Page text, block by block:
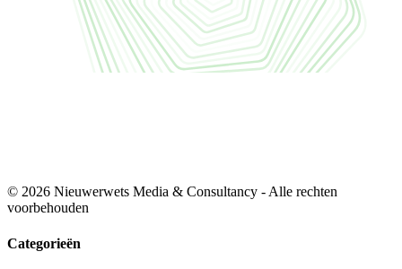
© 2026 Nieuwerwets Media & Consultancy - Alle rechten
voorbehouden
Categorieën